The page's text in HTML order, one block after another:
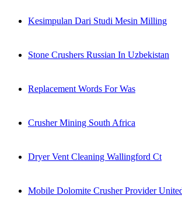
Kesimpulan Dari Studi Mesin Milling
Stone Crushers Russian In Uzbekistan
Replacement Words For Was
Crusher Mining South Africa
Dryer Vent Cleaning Wallingford Ct
Mobile Dolomite Crusher Provider